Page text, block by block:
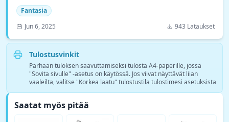
Fantasia
Jun 6, 2025
943 Lataukset
Tulostusvinkit
Parhaan tuloksen saavuttamiseksi tulosta A4-paperille, jossa
"Sovita sivulle" -asetus on käytössä. Jos viivat näyttävät liian
vaaleilta, valitse "Korkea laatu" tulostustila tulostimesi asetuksista
Saatat myös pitää